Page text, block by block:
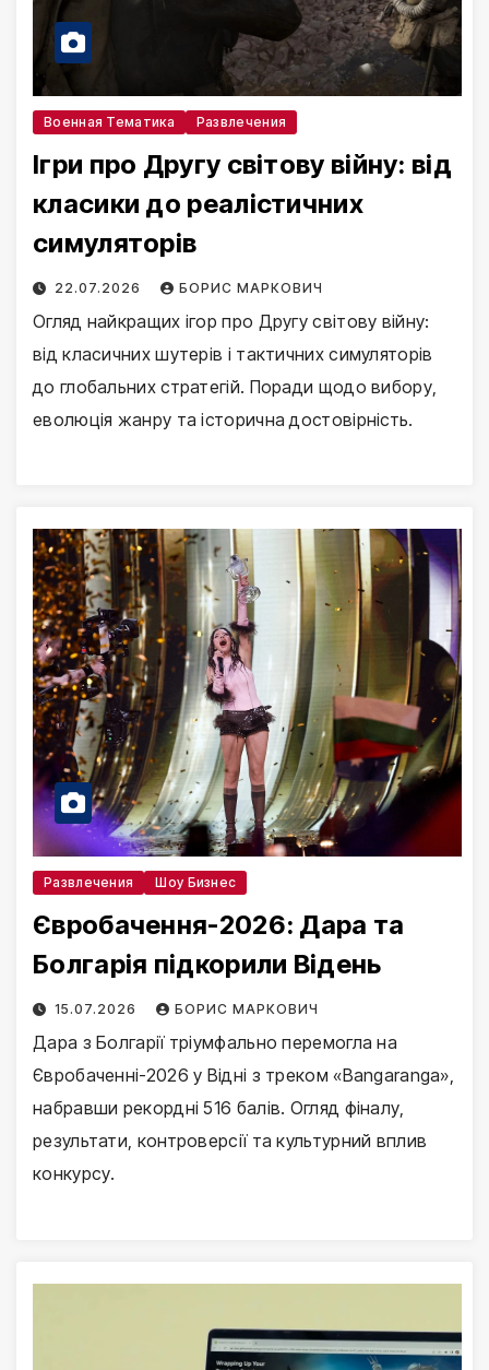
Военная Тематика Развлечения
Ігри про Другу світову війну: від
класики до реалістичних
симуляторів
22.07.2026 БОРИС МАРКОВИЧ
Огляд найкращих ігор про Другу світову війну:
від класичних шутерів і тактичних симуляторів
до глобальних стратегій. Поради щодо вибору,
еволюція жанру та історична достовірність.
Развлечения Шоу Бизнес
Євробачення-2026: Дара та
Болгарія підкорили Відень
15.07.2026 БОРИС МАРКОВИЧ
Дара з Болгарії тріумфально перемогла на
Євробаченні-2026 у Відні з треком «Bangaranga»,
набравши рекордні 516 балів. Огляд фіналу,
результати, контроверсії та культурний вплив
конкурсу.